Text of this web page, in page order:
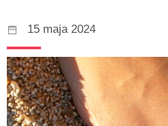
15 maja 2024